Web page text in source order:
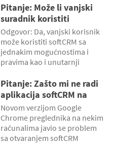
isti nemate već instaliran na
svom računalu, možete ga
na ovdje .
Pitanje: Može li vanjski
suradnik koristiti
softCRM?
Odgovor: Da, vanjski korisnik
može koristiti softCRM sa
jednakim mogućnostima i
pravima kao i unutarnji
Pitanje: Zašto mi ne radi
aplikacija softCRM na
Google Chrome
pregledniku?
Novom verzijom Google
Chrome preglednika na nekim
računalima javio se problem
sa otvaranjem softCRM